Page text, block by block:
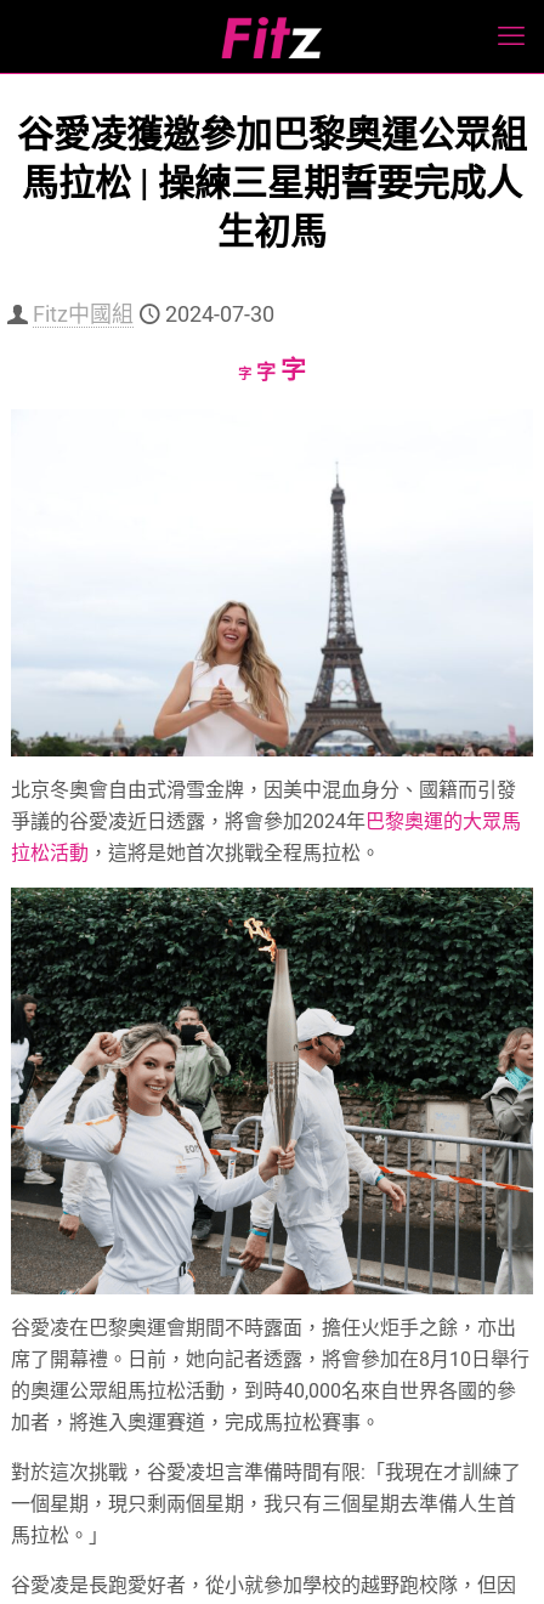
谷愛凌獲邀參加巴黎奧運公眾組
馬拉松 | 操練三星期誓要完成人
生初馬
Fitz中國組 2024-07-30
字Decrease
字Reset
字Increase
北京冬奧會自由式滑雪金牌，因美中混血身分、國籍而引發
爭議的谷愛凌近日透露，將會參加2024年巴黎奧運的大眾馬
拉松活動 ，這將是她首次挑戰全程馬拉松。
谷愛凌在巴黎奧運會期間不時露面，擔任火炬手之餘，亦出
席了開幕禮。日前，她向記者透露，將會參加在8月10日舉行
的奧運公眾組馬拉松活動，到時40,000名來自世界各國的參
加者，將進入奧運賽道，完成馬拉松賽事。
對於這次挑戰，谷愛凌坦言準備時間有限:「我現在才訓練了
一個星期，現只剩兩個星期，我只有三個星期去準備人生首
馬拉松。」
谷愛凌是長跑愛好者，從小就參加學校的越野跑校隊，但因